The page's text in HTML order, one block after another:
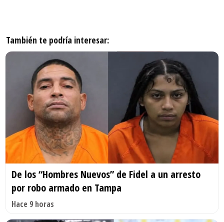
También te podría interesar:
De los “Hombres Nuevos” de Fidel a un arresto
por robo armado en Tampa
Hace 9 horas